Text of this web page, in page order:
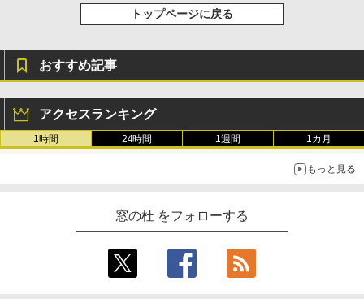
トップページに戻る
おすすめ記事
アクセスランキング
1時間 24時間 1週間 1カ月
もっと見る
窓の杜 をフォローする